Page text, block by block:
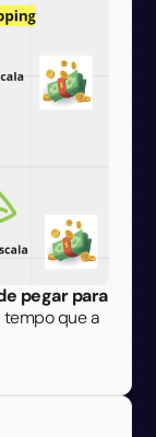
pegar para
que a